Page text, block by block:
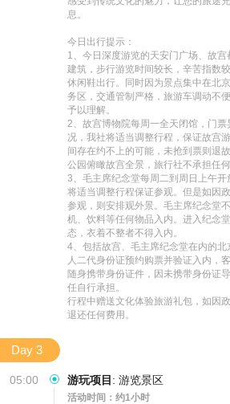
息。
今日出行提示：
1、今日深度游览的天安门广场、故
建筑，步行游览时间较长，辛苦指数
休闲鞋出行。同时因为景点集中在北
务区，交通管制严格，旅游车调动不
予以理解。
2、故宫博物院每周一全天闭馆，门
况，我社将适当调整行程，保证故宫
间存在约不上的可能，未抢到票则退
公园俯瞰故宫全景，旅行社不承担任
3、毛主席纪念堂每周二到周日上午
将适当调整行程保证参观。但是如因
参观，则安排观外景。毛主席纪念堂
机、饮料等任何物品入内。进入纪念
态，衣着不整者不得入内。
4、包括故宫、毛主席纪念堂在内的
人二代身份证预约购票并验证入内，
随身携带身份证件，因未携带身份证
任自行承担。
行程中赠送文化体验旅游礼包，如因
退还任何费用。
Day 3
05:00 游玩项目 : 游览景区
活动时间：约1小时